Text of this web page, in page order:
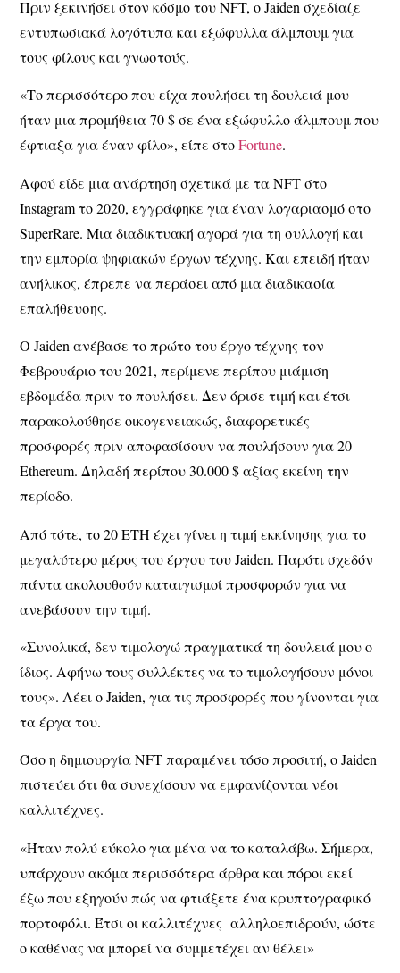
Πριν ξεκινήσει στον κόσμο του NFT, ο Jaiden σχεδίαζε
εντυπωσιακά λογότυπα και εξώφυλλα άλμπουμ για
τους φίλους και γνωστούς.
«Το περισσότερο που είχα πουλήσει τη δουλειά μου
ήταν μια προμήθεια 70 $ σε ένα εξώφυλλο άλμπουμ που
έφτιαξα για έναν φίλο», είπε στοFortune.
Αφού είδε μια ανάρτηση σχετικά με τα NFT στο
Instagram το 2020, εγγράφηκε για έναν λογαριασμό στο
SuperRare. Μια διαδικτυακή αγορά για τη συλλογή και
την εμπορία ψηφιακών έργων τέχνης. Και επειδή ήταν
ανήλικος, έπρεπε να περάσει από μια διαδικασία
επαλήθευσης.
Ο Jaiden ανέβασε το πρώτο του έργο τέχνης τον
Φεβρουάριο του 2021, περίμενε περίπου μιάμιση
εβδομάδα πριν το πουλήσει. Δεν όρισε τιμή και έτσι
παρακολούθησε οικογενειακώς, διαφορετικές
προσφορές πριν αποφασίσουν να πουλήσουν για 20
Ethereum. Δηλαδή περίπου 30.000 $ αξίας εκείνη την
περίοδο.
Από τότε, το 20 ETH έχει γίνει η τιμή εκκίνησης για το
μεγαλύτερο μέρος του έργου του Jaiden. Παρότι σχεδόν
πάντα ακολουθούν καταιγισμοί προσφορών για να
ανεβάσουν την τιμή.
«Συνολικά, δεν τιμολογώ πραγματικά τη δουλειά μου ο
ίδιος. Αφήνω τους συλλέκτες να το τιμολογήσουν μόνοι
τους». Λέει ο Jaiden, για τις προσφορές που γίνονται για
τα έργα του.
Όσο η δημιουργία NFT παραμένει τόσο προσιτή, ο Jaiden
πιστεύει ότι θα συνεχίσουν να εμφανίζονται νέοι
καλλιτέχνες.
«Ήταν πολύ εύκολο για μένα να το καταλάβω. Σήμερα,
υπάρχουν ακόμα περισσότερα άρθρα και πόροι εκεί
έξω που εξηγούν πώς να φτιάξετε ένα κρυπτογραφικό
πορτοφόλι. Έτσι οι καλλιτέχνες αλληλοεπιδρούν, ώστε
ο καθένας να μπορεί να συμμετέχει αν θέλει»